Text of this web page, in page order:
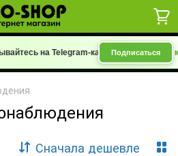
на Telegram-канал «Барахолка 7 км
Подписаться
Сначала дешевле